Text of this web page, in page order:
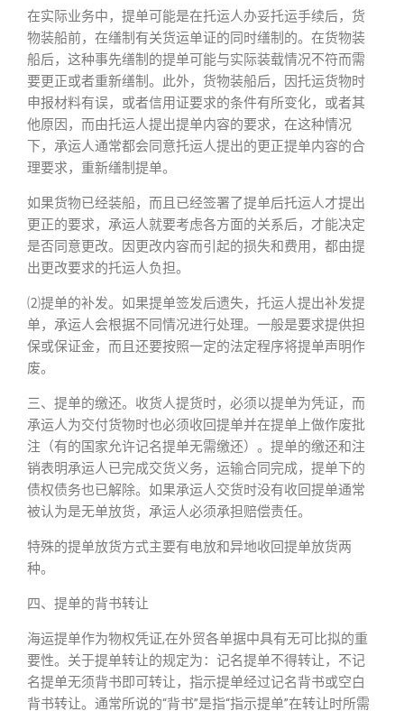
在实际业务中，提单可能是在托运人办妥托运手续后，货
物装船前，在缮制有关货运单证的同时缮制的。在货物装
船后，这种事先缮制的提单可能与实际装载情况不符而需
要更正或者重新缮制。此外，货物装船后，因托运货物时
申报材料有误，或者信用证要求的条件有所变化，或者其
他原因，而由托运人提出提单内容的要求，在这种情况
下，承运人通常都会同意托运人提出的更正提单内容的合
理要求，重新缮制提单。
如果货物已经装船，而且已经签署了提单后托运人才提出
更正的要求，承运人就要考虑各方面的关系后，才能决定
是否同意更改。因更改内容而引起的损失和费用，都由提
出更改要求的托运人负担。
⑵提单的补发。如果提单签发后遗失，托运人提出补发提
单，承运人会根据不同情况进行处理。一般是要求提供担
保或保证金，而且还要按照一定的法定程序将提单声明作
废。
三、提单的缴还。收货人提货时，必须以提单为凭证，而
承运人为交付货物时也必须收回提单并在提单上做作废批
注（有的国家允许记名提单无需缴还）。提单的缴还和注
销表明承运人已完成交货义务，运输合同完成，提单下的
债权债务也已解除。如果承运人交货时没有收回提单通常
被认为是无单放货，承运人必须承担赔偿责任。
特殊的提单放货方式主要有电放和异地收回提单放货两
种。
四、提单的背书转让
海运提单作为物权凭证,在外贸各单据中具有无可比拟的重
要性。关于提单转让的规定为： 记名提单不得转让，不记
名提单无须背书即可转让，指示提单经过记名背书或空白
背书转让。通常所说的“背书”是指“指示提单”在转让时所需